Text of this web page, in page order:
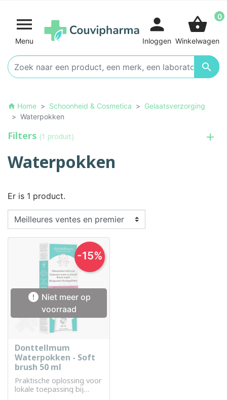

Menu

person
Inloggen
shopping_basket 0
Winkelwagen
home Home Schoonheid & Cosmetica
Gelaatsverzorging
Waterpokken
Filters (1 produit)
Waterpokken
Er is 1 product.
 Niet meer op
voorraad
Donttellmum
Waterpokken - Soft
brush 50 ml
Praktische oplossing voor
lokale toepassing bij
-15%